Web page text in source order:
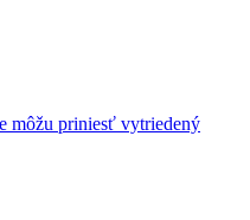
môžu priniesť vytriedený